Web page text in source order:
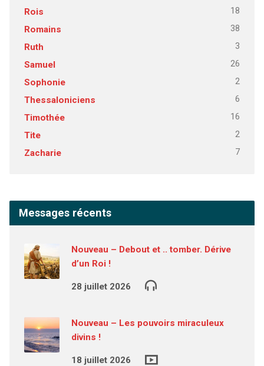
Rois 18
Romains 38
Ruth 3
Samuel 26
Sophonie 2
Thessaloniciens 6
Timothée 16
Tite 2
Zacharie 7
Messages récents
Nouveau – Debout et .. tomber. Dérive
d’un Roi !
28 juillet 2026
Nouveau – Les pouvoirs miraculeux
divins !
18 juillet 2026